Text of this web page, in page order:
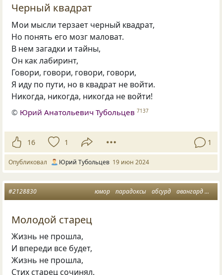
Черный квадрат
Мои мысли терзает черный квадрат,
Но понять его мозг маловат.
В нем загадки и тайны,
Он как лабиринт,
Говори, говори, говори, говори,
Я иду по пути, но в квадрат не войти.
Никогда, никогда, никогда не войти!
© Юрий Анатольевич Тубольцев 7137
16 1 1
Опубликовал Юрий Тубольцев 19 июн 2024
юмор парадоксы абсурд авангард
#2128830
Молодой старец
Жизнь не прошла,
И впереди все будет,
Жизнь не прошла,
Стих старец сочинял.